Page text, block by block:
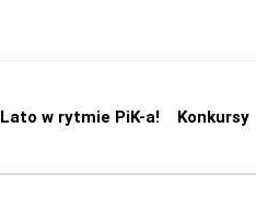
Lato w rytmie PiK-a! Konkursy